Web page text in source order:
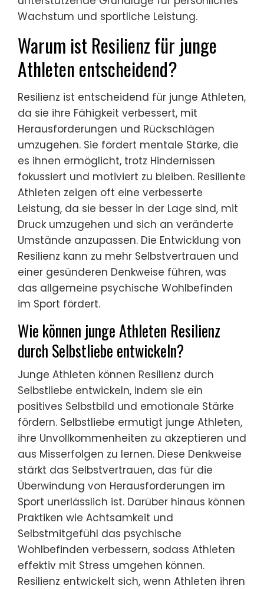
Wachstum und sportliche Leistung.
Warum ist Resilienz für junge
Athleten entscheidend?
Resilienz ist entscheidend für junge Athleten,
da sie ihre Fähigkeit verbessert, mit
Herausforderungen und Rückschlägen
umzugehen. Sie fördert mentale Stärke, die
es ihnen ermöglicht, trotz Hindernissen
fokussiert und motiviert zu bleiben. Resiliente
Athleten zeigen oft eine verbesserte
Leistung, da sie besser in der Lage sind, mit
Druck umzugehen und sich an veränderte
Umstände anzupassen. Die Entwicklung von
Resilienz kann zu mehr Selbstvertrauen und
einer gesünderen Denkweise führen, was
das allgemeine psychische Wohlbefinden
im Sport fördert.
Wie können junge Athleten Resilienz
durch Selbstliebe entwickeln?
Junge Athleten können Resilienz durch
Selbstliebe entwickeln, indem sie ein
positives Selbstbild und emotionale Stärke
fördern. Selbstliebe ermutigt junge Athleten,
ihre Unvollkommenheiten zu akzeptieren und
aus Misserfolgen zu lernen. Diese Denkweise
stärkt das Selbstvertrauen, das für die
Überwindung von Herausforderungen im
Sport unerlässlich ist. Darüber hinaus können
Praktiken wie Achtsamkeit und
Selbstmitgefühl das psychische
Wohlbefinden verbessern, sodass Athleten
effektiv mit Stress umgehen können.
Resilienz entwickelt sich, wenn Athleten ihren